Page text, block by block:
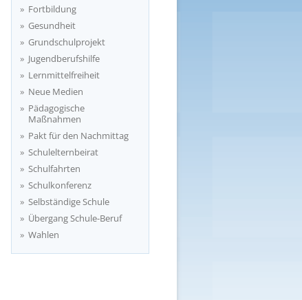
Fortbildung
Gesundheit
Grundschulprojekt
Jugendberufshilfe
Lernmittelfreiheit
Neue Medien
Pädagogische
Maßnahmen
Pakt für den Nachmittag
Schulelternbeirat
Schulfahrten
Schulkonferenz
Selbständige Schule
Übergang Schule-Beruf
Wahlen